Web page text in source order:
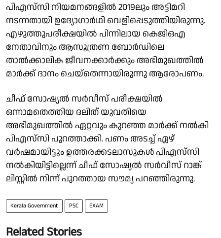
പിഎസ്‌സി നിയമനങ്ങളില്‍ 2019ലും അട്ടിമറി
നടന്നതായി ഉദ്യോഗാര്‍ഥി വെളിപ്പെടുത്തിയിരുന്നു.
എഴുത്തുപരീക്ഷയില്‍ പിന്നിലായ കെജിഒഎ
നേതാവിനും ആസൂത്രണ ബോര്‍ഡിലെ
താല്‍ക്കാലിക ജീവനക്കാര്‍ക്കും അഭിമുഖത്തിൽ
മാർക്ക് ദാനം ചെയ്‌തെന്നായിരുന്നു ആരോപണം.
ചീഫ് സോഷ്യല്‍ സര്‍വീസ് പരീക്ഷയില്‍
ഒന്നാമതെത്തിയ ദലിത് യുവതിയെ
അഭിമുഖത്തില്‍ ഏറ്റവും കുറഞ്ഞ മാര്‍ക്ക് നല്‍കി
പിഎസ്‌സി പുറത്താക്കി. പണം അടച്ച് ഏഴ്
വര്‍ഷമായിട്ടും ഉത്തരക്കടലാസുകള്‍ പിഎസ്‌സി
നല്‍കിയിട്ടില്ലെന്ന് ചീഫ് സോഷ്യല്‍ സര്‍വീസ് റാങ്ക്
ലിസ്റ്റിൽ നിന്ന് പുറത്തായ സൗമ്യ പറഞ്ഞിരുന്നു.
Kerala Government PSC EXAM
Related Stories